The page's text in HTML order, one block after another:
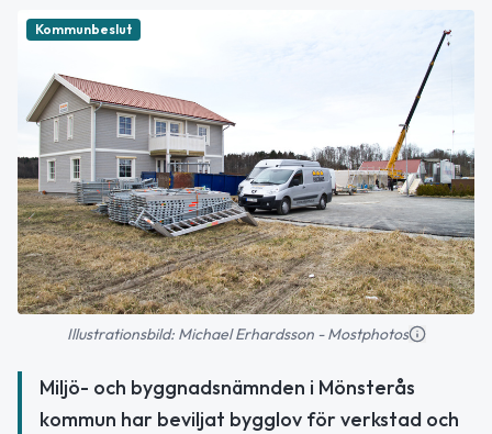
Kommunbeslut
Illustrationsbild: Michael Erhardsson - Mostphotos
Miljö- och byggnadsnämnden i Mönsterås
kommun har beviljat bygglov för verkstad och